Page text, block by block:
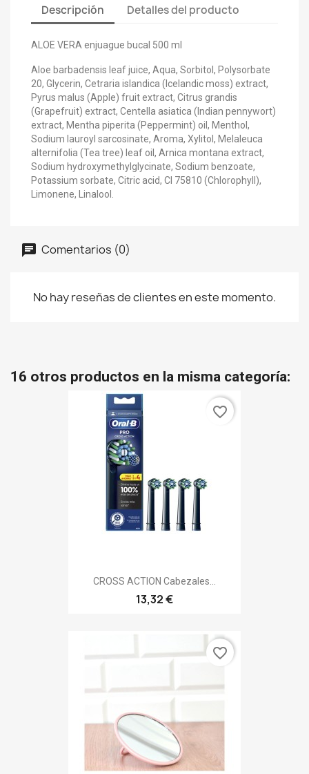
Descripción Detalles del producto
ALOE VERA enjuague bucal 500 ml
Aloe barbadensis leaf juice, Aqua, Sorbitol, Polysorbate
20, Glycerin, Cetraria islandica (Icelandic moss) extract,
Pyrus malus (Apple) fruit extract, Citrus grandis
(Grapefruit) extract, Centella asiatica (Indian pennywort)
extract, Mentha piperita (Peppermint) oil, Menthol,
Sodium lauroyl sarcosinate, Aroma, Xylitol, Melaleuca
alternifolia (Tea tree) leaf oil, Arnica montana extract,
Sodium hydroxymethylglycinate, Sodium benzoate,
Potassium sorbate, Citric acid, CI 75810 (Chlorophyll),
Limonene, Linalool.
Comentarios (0)
No hay reseñas de clientes en este momento.
16 otros productos en la misma categoría:
CROSS ACTION Cabezales...
13,32 €
favorite_border
favorite_border